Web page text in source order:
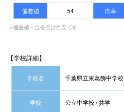
偏差値 54 倍率
※偏差値・合格点は目安です
【学校詳細】
学校名 千葉県立東葛飾中学校
学校 公立中学校 / 共学